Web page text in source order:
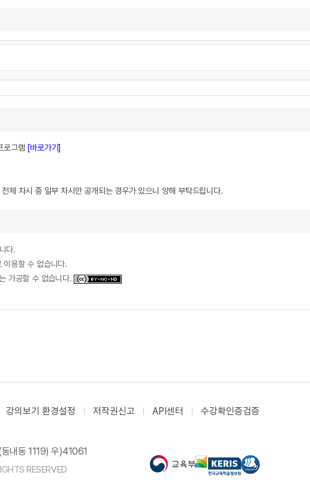
로그램 [바로가기]
체 차시 중 일부 차시만 공개되는 경우가 있으니 양해 부탁드립니다.
다.
이용할 수 없습니다.
가공할 수 없습니다.
강의보기 환경설정 저작권신고 API센터 수강확인증검증
내동 1119) 우)41061
RESERVED